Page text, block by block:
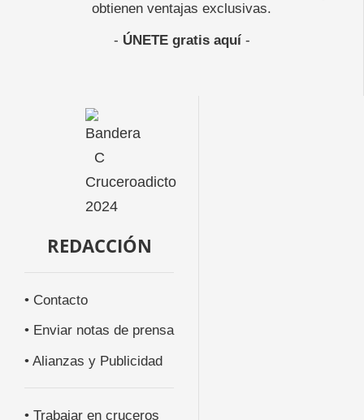
obtienen ventajas exclusivas.
- ÚNETE gratis aquí-
REDACCIÓN
• Contacto
• Enviar notas de prensa
• Alianzas y Publicidad
• Trabajar en cruceros